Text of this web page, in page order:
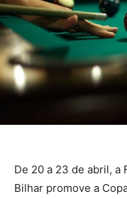
De 20 a 23 de abril, a
Bilhar promove a